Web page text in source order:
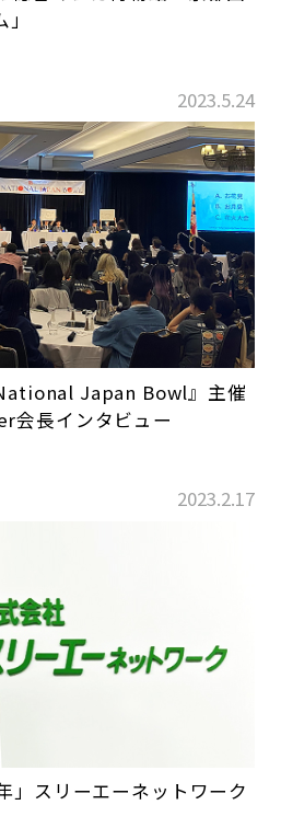
2023.5.24
Japan Bowl』主催
会長インタビュー
2023.2.17
」スリーエーネットワーク